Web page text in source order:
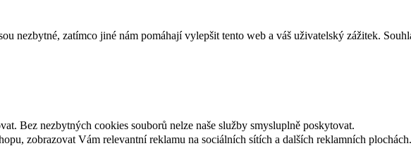
nezbytné, zatímco jiné nám pomáhají vylepšit tento web a váš uživatelský zážitek.
Bez nezbytných cookies souborů nelze naše služby smysluplně poskytovat.
zobrazovat Vám relevantní reklamu na sociálních sítích a dalších reklamních plochách.